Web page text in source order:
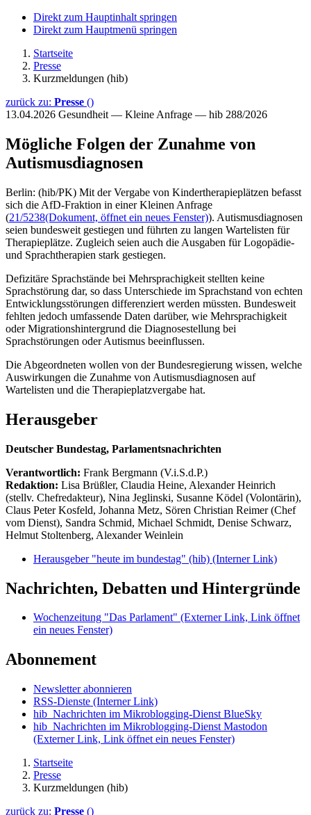
Direkt zum Hauptinhalt springen
Direkt zum Hauptmenü springen
Startseite
Presse
Kurzmeldungen (hib)
zurück zu: Presse ()
13.04.2026 Gesundheit — Kleine Anfrage — hib 288/2026
Mögliche Folgen der Zunahme von
Autismusdiagnosen
Berlin: (hib/PK) Mit der Vergabe von Kindertherapieplätzen befasst
sich die AfD-Fraktion in einer Kleinen Anfrage
(21/5238(Dokument, öffnet ein neues Fenster)). Autismusdiagnosen
seien bundesweit gestiegen und führten zu langen Wartelisten für
Therapieplätze. Zugleich seien auch die Ausgaben für Logopädie-
und Sprachtherapien stark gestiegen.
Defizitäre Sprachstände bei Mehrsprachigkeit stellten keine
Sprachstörung dar, so dass Unterschiede im Sprachstand von echten
Entwicklungsstörungen differenziert werden müssten. Bundesweit
fehlten jedoch umfassende Daten darüber, wie Mehrsprachigkeit
oder Migrationshintergrund die Diagnosestellung bei
Sprachstörungen oder Autismus beeinflussen.
Die Abgeordneten wollen von der Bundesregierung wissen, welche
Auswirkungen die Zunahme von Autismusdiagnosen auf
Wartelisten und die Therapieplatzvergabe hat.
Herausgeber
Deutscher Bundestag, Parlamentsnachrichten
Verantwortlich: Frank Bergmann (V.i.S.d.P.)
Redaktion: Lisa Brüßler, Claudia Heine, Alexander Heinrich
(stellv. Chefredakteur), Nina Jeglinski, Susanne Ködel (Volontärin),
Claus Peter Kosfeld, Johanna Metz, Sören Christian Reimer (Chef
vom Dienst), Sandra Schmid, Michael Schmidt, Denise Schwarz,
Helmut Stoltenberg, Alexander Weinlein
Herausgeber "heute im bundestag" (hib) (Interner Link)
Nachrichten, Debatten und Hintergründe
Wochenzeitung "Das Parlament" (Externer Link, Link öffnet
ein neues Fenster)
Abonnement
Newsletter abonnieren
RSS-Dienste (Interner Link)
hib_Nachrichten im Mikroblogging-Dienst BlueSky
hib_Nachrichten im Mikroblogging-Dienst Mastodon
(Externer Link, Link öffnet ein neues Fenster)
Startseite
Presse
Kurzmeldungen (hib)
zurück zu: Presse ()